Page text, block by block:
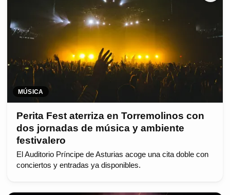
MÚSICA
Perita Fest aterriza en Torremolinos con
dos jornadas de música y ambiente
festivalero
El Auditorio Príncipe de Asturias acoge una cita doble con
conciertos y entradas ya disponibles.